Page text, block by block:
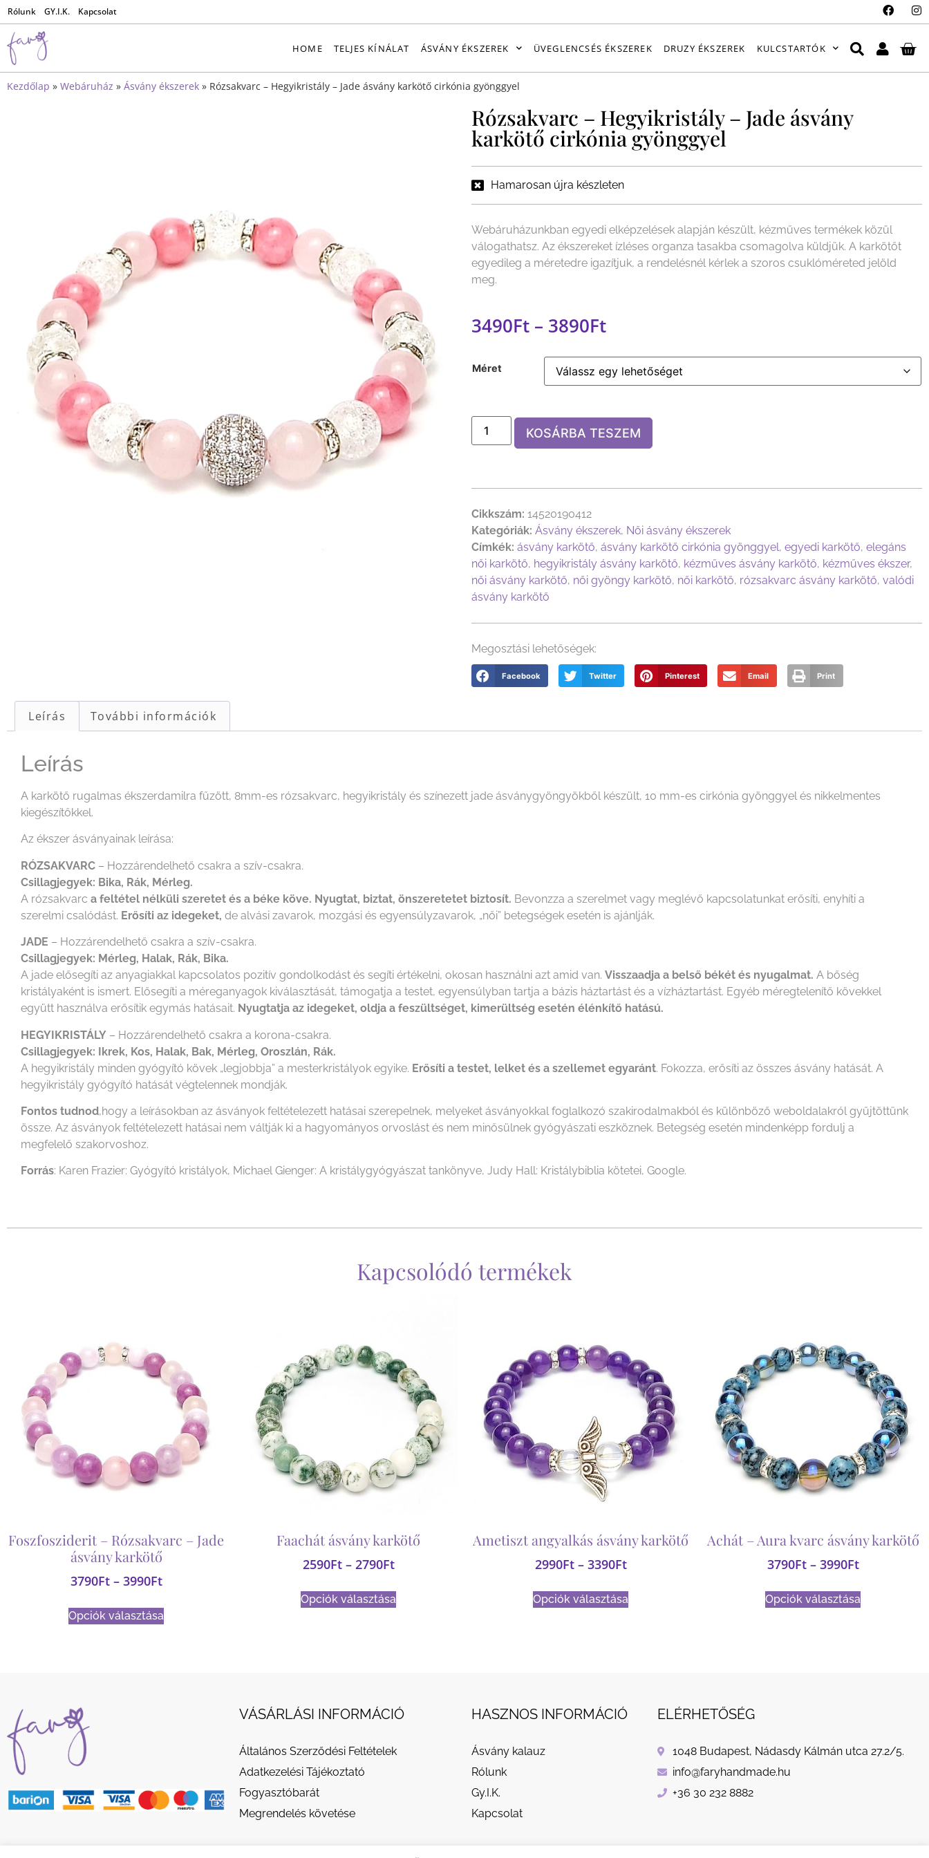
Rólunk GY.I.K. Kapcsolat
HOME TELJES KÍNÁLAT ÁSVÁNY ÉKSZEREK ÜVEGLENCSÉS ÉKSZEREK DRUZY ÉKSZEREK KULCSTARTÓK
Kezdőlap » Webáruház » Ásvány ékszerek » Rózsakvarc – Hegyikristály – Jade ásvány karkötő cirkónia gyönggyel
Rózsakvarc – Hegyikristály – Jade ásvány
karkötő cirkónia gyönggyel
Hamarosan újra készleten
Webáruházunkban egyedi elképzelések alapján készült, kézműves termékek közül
válogathatsz. Az ékszereket ízléses organza tasakba csomagolva küldjük. A karkötőt
egyedileg a méretedre igazítjuk, a rendelésnél kérlek a szoros csuklóméreted jelöld
meg.
3490Ft – 3890Ft
Méret
KOSÁRBA TESZEM
Cikkszám: 14520190412
Kategóriák: Ásvány ékszerek, Női ásvány ékszerek
Címkék: ásvány karkötő, ásvány karkötő cirkónia gyönggyel, egyedi karkötő, elegáns
női karkötő, hegyikristály ásvány karkötő, kézműves ásvány karkötő, kézműves ékszer,
női ásvány karkötő, női gyöngy karkötő, női karkötő, rózsakvarc ásvány karkötő, valódi
ásvány karkötő
Megosztási lehetőségek:
Facebook Twitter Pinterest Email Print
Leírás További információk
Leírás
A karkötő rugalmas ékszerdamilra fűzött, 8mm-es rózsakvarc, hegyikristály és színezett jade ásványgyöngyökből készült, 10 mm-es cirkónia gyönggyel és nikkelmentes
kiegészítőkkel.
Az ékszer ásványainak leírása:
RÓZSAKVARC – Hozzárendelhető csakra a szív-csakra.
Csillagjegyek: Bika, Rák, Mérleg.
A rózsakvarc a feltétel nélküli szeretet és a béke köve. Nyugtat, biztat, önszeretetet biztosít. Bevonzza a szerelmet vagy meglévő kapcsolatunkat erősíti, enyhíti a
szerelmi csalódást. Erősíti az idegeket, de alvási zavarok, mozgási és egyensúlyzavarok, „női” betegségek esetén is ajánlják.
JADE – Hozzárendelhető csakra a szív-csakra.
Csillagjegyek: Mérleg, Halak, Rák, Bika.
A jade elősegíti az anyagiakkal kapcsolatos pozitív gondolkodást és segíti értékelni, okosan használni azt amid van. Visszaadja a belső békét és nyugalmat. A bőség
kristályaként is ismert. Elősegíti a méreganyagok kiválasztását, támogatja a testet, egyensúlyban tartja a bázis háztartást és a vízháztartást. Egyéb méregtelenítő kövekkel
együtt használva erősítik egymás hatásait. Nyugtatja az idegeket, oldja a feszültséget, kimerültség esetén élénkítő hatású.
HEGYIKRISTÁLY – Hozzárendelhető csakra a korona-csakra.
Csillagjegyek: Ikrek, Kos, Halak, Bak, Mérleg, Oroszlán, Rák.
A hegyikristály minden gyógyító kövek „legjobbja” a mesterkristályok egyike. Erősíti a testet, lelket és a szellemet egyaránt. Fokozza, erősíti az összes ásvány hatását. A
hegyikristály gyógyító hatását végtelennek mondják.
Fontos tudnod,hogy a leírásokban az ásványok feltételezett hatásai szerepelnek, melyeket ásványokkal foglalkozó szakirodalmakból és különböző weboldalakról gyűjtöttünk
össze. Az ásványok feltételezett hatásai nem váltják ki a hagyományos orvoslást és nem minősülnek gyógyászati eszköznek. Betegség esetén mindenképp fordulj a
megfelelő szakorvoshoz.
Forrás: Karen Frazier: Gyógyító kristályok, Michael Gienger: A kristálygyógyászat tankönyve, Judy Hall: Kristálybiblia kötetei, Google.
Kapcsolódó termékek
Foszfosziderit – Rózsakvarc – Jade
ásvány karkötő
3790Ft – 3990Ft
Opciók választása
Faachát ásvány karkötő
2590Ft – 2790Ft
Opciók választása
Ametiszt angyalkás ásvány karkötő
2990Ft – 3390Ft
Opciók választása
Achát – Aura kvarc ásvány karkötő
3790Ft – 3990Ft
Opciók választása
VÁSÁRLÁSI INFORMÁCIÓ
Általános Szerződési Feltételek
Adatkezelési Tájékoztató
Fogyasztóbarát
Megrendelés követése
HASZNOS INFORMÁCIÓ
Ásvány kalauz
Rólunk
Gy.I.K.
Kapcsolat
ELÉRHETŐSÉG
1048 Budapest, Nádasdy Kálmán utca 27.2/5.
info@faryhandmade.hu
+36 30 232 8882